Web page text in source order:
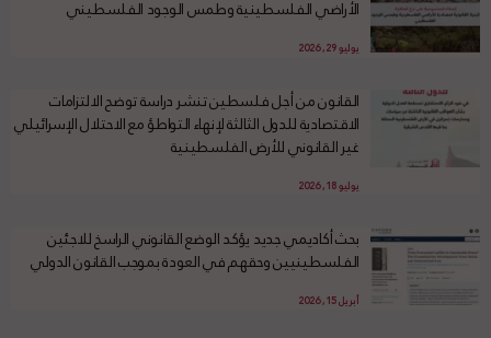
الأراضي الفلسطينية وطمس الوجود الفلسطيني
يوليو 29, 2026
القانون من أجل فلسطين تنشر دراسة توضح الالتزامات
الاقتصادية للدول الثالثة لإنهاء التواطؤ مع الاحتلال الإسرائيلي
غير القانوني للأرض الفلسطينية
يوليو 18, 2026
بحث أكاديمي جديد يؤكد الوضع القانوني الراسخ للاجئين
الفلسطينيين وحقهم في العودة بموجب القانون الدولي
أبريل 15, 2026